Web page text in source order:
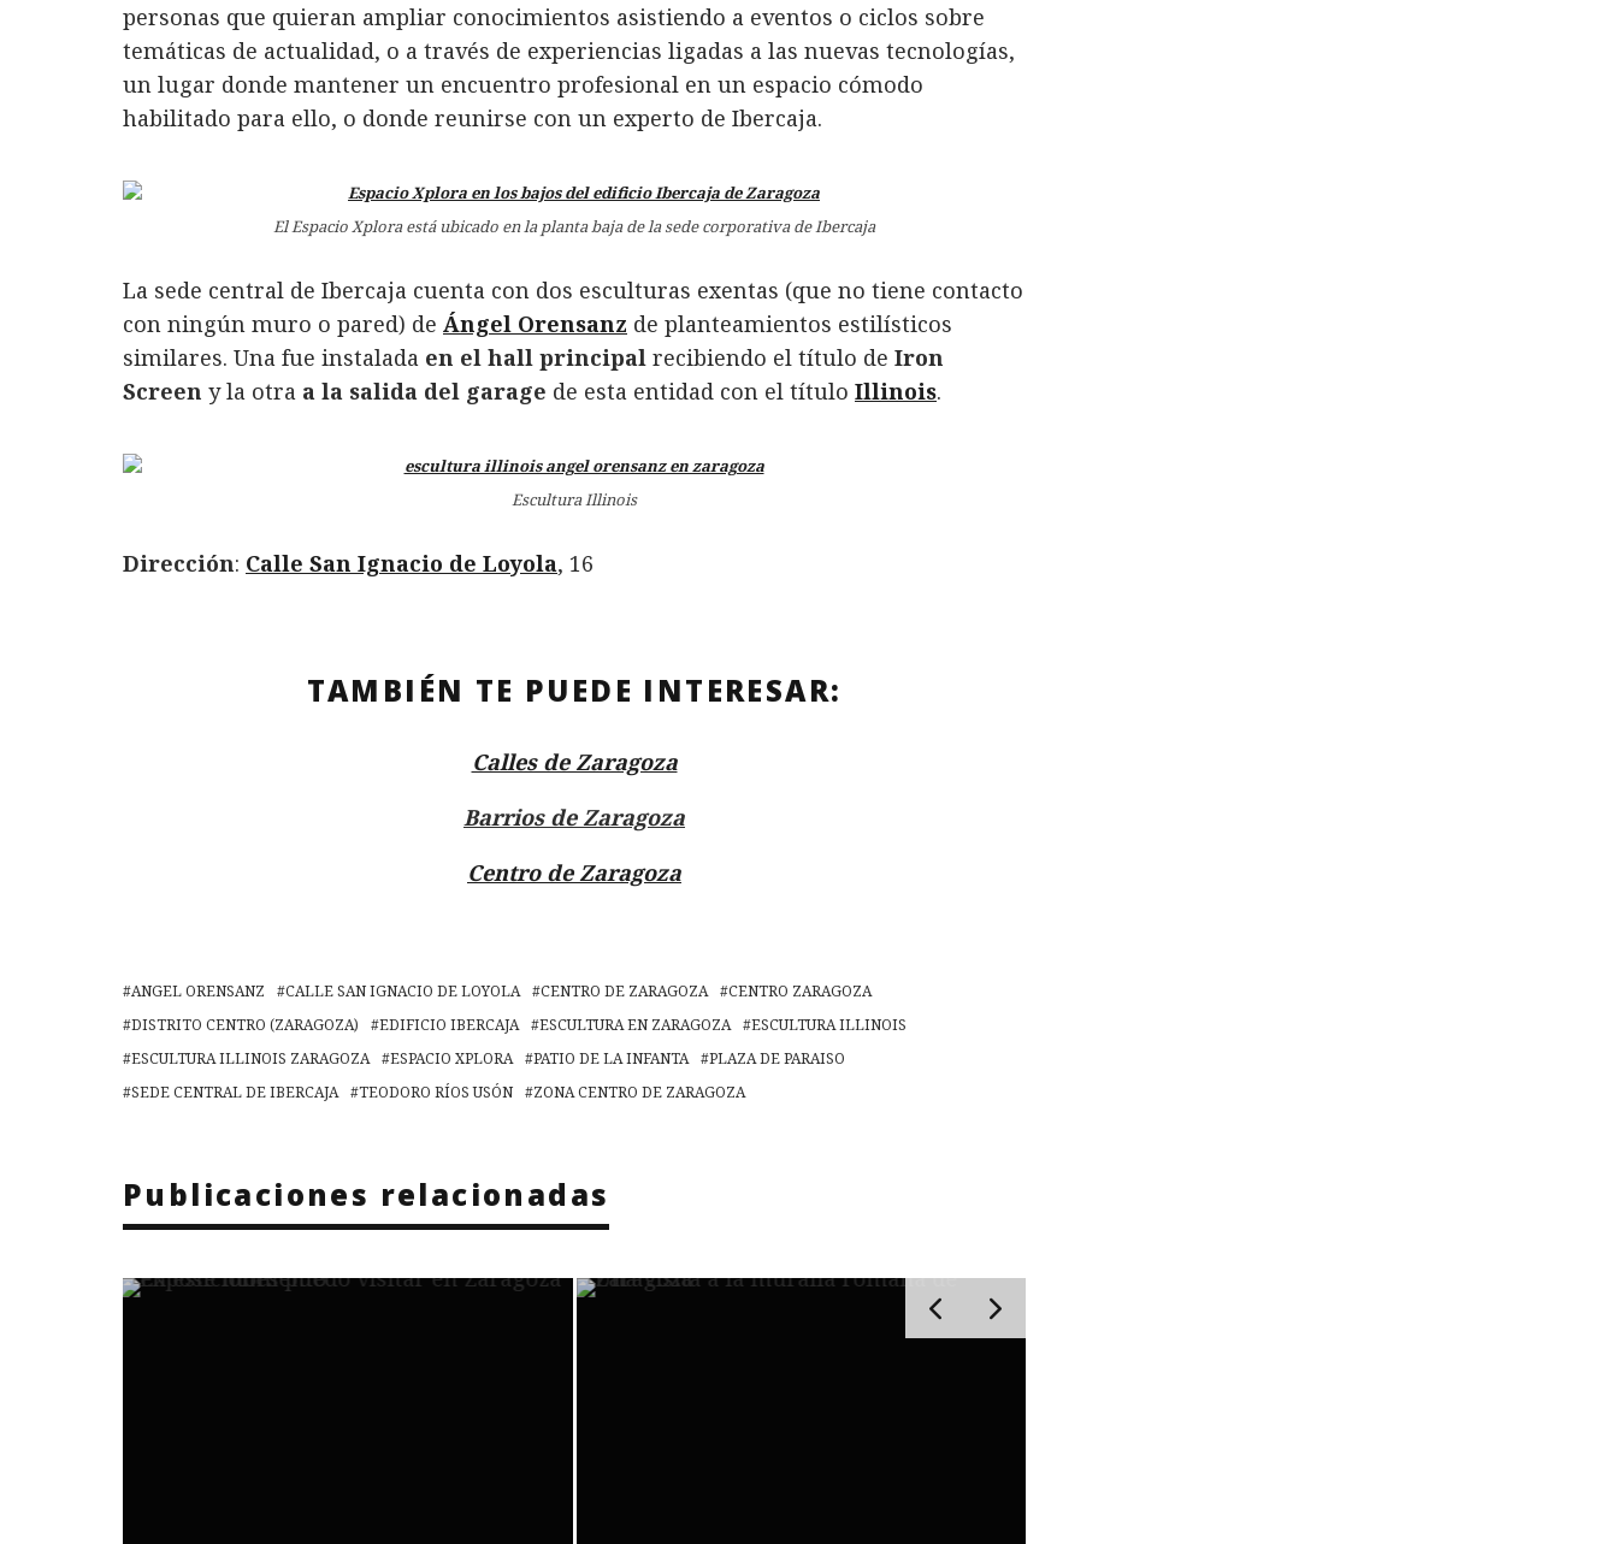
personas que quieran ampliar conocimientos asistiendo a eventos o ciclos sobre
temáticas de actualidad, o a través de experiencias ligadas a las nuevas tecnologías,
un lugar donde mantener un encuentro profesional en un espacio cómodo
habilitado para ello, o donde reunirse con un experto de Ibercaja.
El Espacio Xplora está ubicado en la planta baja de la sede corporativa de Ibercaja
La sede central de Ibercaja cuenta con dos esculturas exentas (que no tiene contacto
con ningún muro o pared) de Ángel Orensanz de planteamientos estilísticos
similares. Una fue instalada en el hall principal recibiendo el título de Iron
Screen y la otra a la salida del garage de esta entidad con el título Illinois.
Escultura Illinois
Dirección: Calle San Ignacio de Loyola, 16
TAMBIÉN TE PUEDE INTERESAR:
Calles de Zaragoza
Barrios de Zaragoza
Centro de Zaragoza
ANGEL ORENSANZ CALLE SAN IGNACIO DE LOYOLA CENTRO DE ZARAGOZA
CENTRO ZARAGOZA
DISTRITO CENTRO (ZARAGOZA)
EDIFICIO IBERCAJA ESCULTURA EN ZARAGOZA
ESCULTURA ILLINOIS
ESCULTURA ILLINOIS ZARAGOZA
ESPACIO XPLORA PATIO DE LA INFANTA
PLAZA DE PARAISO
SEDE CENTRAL DE IBERCAJA
TEODORO RÍOS USÓN ZONA CENTRO DE ZARAGOZA
Publicaciones relacionadas